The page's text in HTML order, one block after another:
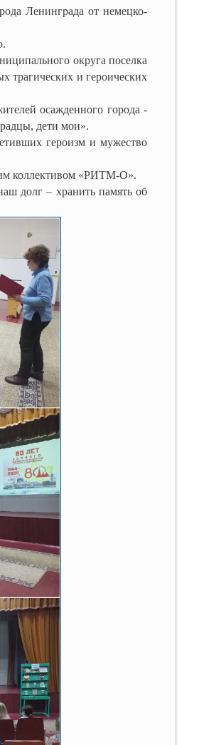
Ленинграда от немецко-
округа поселка
трагических и героических
осажденного города -
дети мои».
героизм и мужество
коллективом «РИТМ-О».
долг – хранить память об